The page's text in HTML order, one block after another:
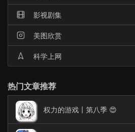
影视剧集
美图欣赏
科学上网
热门文章推荐
权力的游戏丨第八季 😍